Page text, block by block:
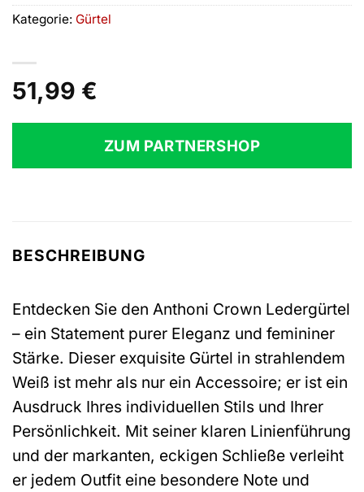
51,99 €
ZUM PARTNERSHOP
Kategorie: Gürtel
BESCHREIBUNG
Entdecken Sie den Anthoni Crown Ledergürtel
– ein Statement purer Eleganz und femininer
Stärke. Dieser exquisite Gürtel in strahlendem
Weiß ist mehr als nur ein Accessoire; er ist ein
Ausdruck Ihres individuellen Stils und Ihrer
Persönlichkeit. Mit seiner klaren Linienführung
und der markanten, eckigen Schließe verleiht
er jedem Outfit eine besondere Note und